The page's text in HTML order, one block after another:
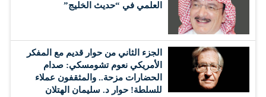
العلمي في “حديث الخليج”
الجزء الثاني من حوار قديم مع المفكر
الأمريكي نعوم تشومسكي: صدام
الحضارات مزحة.. والمثقفون عملاء
للسلطة! حوار د. سليمان الهتلان